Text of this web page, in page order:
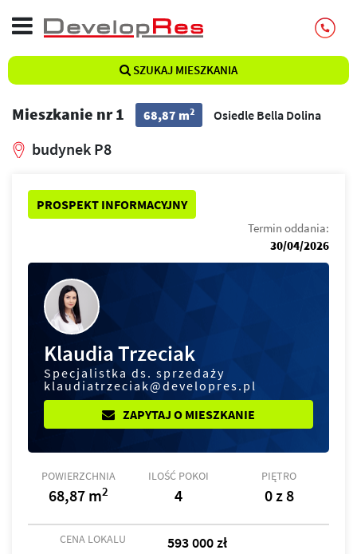
SZUKAJ MIESZKANIA
Mieszkanie nr 1 68,87 m2 Osiedle Bella Dolina
budynek P8
PROSPEKT INFORMACYJNY
Termin oddania:
30/04/2026
Klaudia Trzeciak
Specjalistka ds. sprzedaży
klaudiatrzeciak@developres.pl
ZAPYTAJ O MIESZKANIE
POWIERZCHNIA
68,87 m2
ILOŚĆ POKOI
4
PIĘTRO
0 z 8
CENA LOKALU 593 000 zł